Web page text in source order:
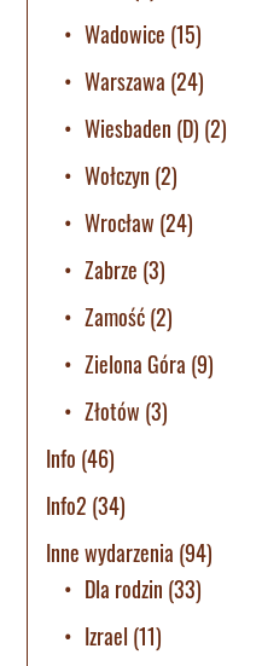
Wadowice (15)
Warszawa (24)
Wiesbaden (D) (2)
Wołczyn (2)
Wrocław (24)
Zabrze (3)
Zamość(2)
Zielona Góra (9)
Złotów (3)
Info (46)
Info2 (34)
Inne wydarzenia (94)
Dla rodzin (33)
Izrael (11)